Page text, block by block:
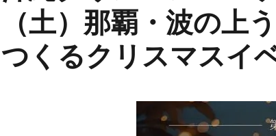
（土）那覇・波の上
つくるクリスマスイ